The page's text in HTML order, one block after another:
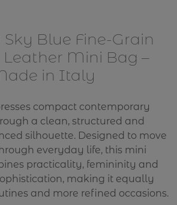
Blue Fine-Grain
Leather Mini Bag –
in Italy
compact contemporary
a clean, structured and
silhouette. Designed to move
everyday life, this mini
practicality, femininity and
making it equally
and more refined occasions.